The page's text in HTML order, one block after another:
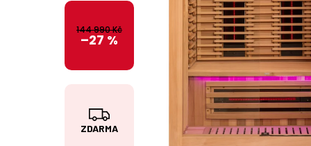
Z
D
ZDARMA
144 990 Kč
–27 %